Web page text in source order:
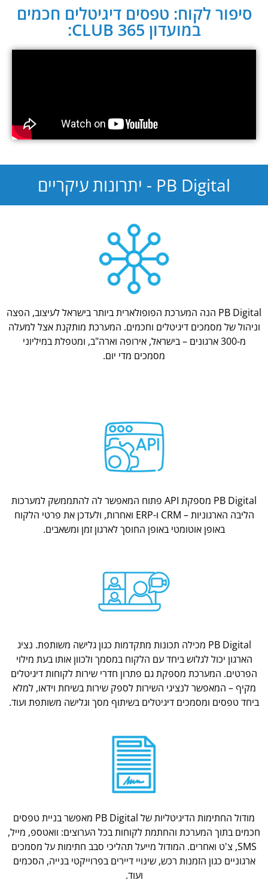
סיפור לקוח: טפסים דיגיטלים חכמים
במועדון CLUB 365:
PB Digital - יתרונות עיקריים
PB Digital הנה המערכת הפופולארית ביותר בישראל לעיצוב, הפצה
וניהול של מסמכים דיגיטלים וחכמים. המערכת מותקנת אצל למעלה
מ-300 ארגונים – בישראל, אירופה וארה"ב, ומטפלת במיליוני
מסמכים מדי יום.
PB Digital מספקת API פתוח המאפשר לה להתממשק למערכות
הליבה הארגוניות – CRM ו-ERP ואחרות, ולעדכן את פרטי הלקוח
באופן אוטומטי באופן החוסך לארגון זמן ומשאבים.
PB Digital מכילה תכונות מתקדמות כגון גלישה משותפת. נציג
הארגון יכול לגלוש ביחד עם הלקוח במסמך ולכוון אותו בעת מילוי
הפרטים. המערכת מספקת גם פתרון חדרי שירות לקוחות דיגיטלים
מקיף – המאפשר לנציגי השירות לספק שירות בשיחת וידאו, למלא
ביחד טפסים ומסמכים דיגיטלים בשיתוף מסך וגלישה משותפת ועוד.
מודול החתימות הדיגיטליות של PB Digital מאפשר בניית טפסים
חכמים בתוך המערכת והחתמת לקוחות בכל הערוצים: וואטספ, מייל,
SMS, צ'ט ואחרים. המודול מייעל תהליכי סבב חתימות על מסמכים
ארגוניים כגון הזמנות רכש, שינויי דיירים בפרוייקטי בנייה, הסכמים
ועוד.